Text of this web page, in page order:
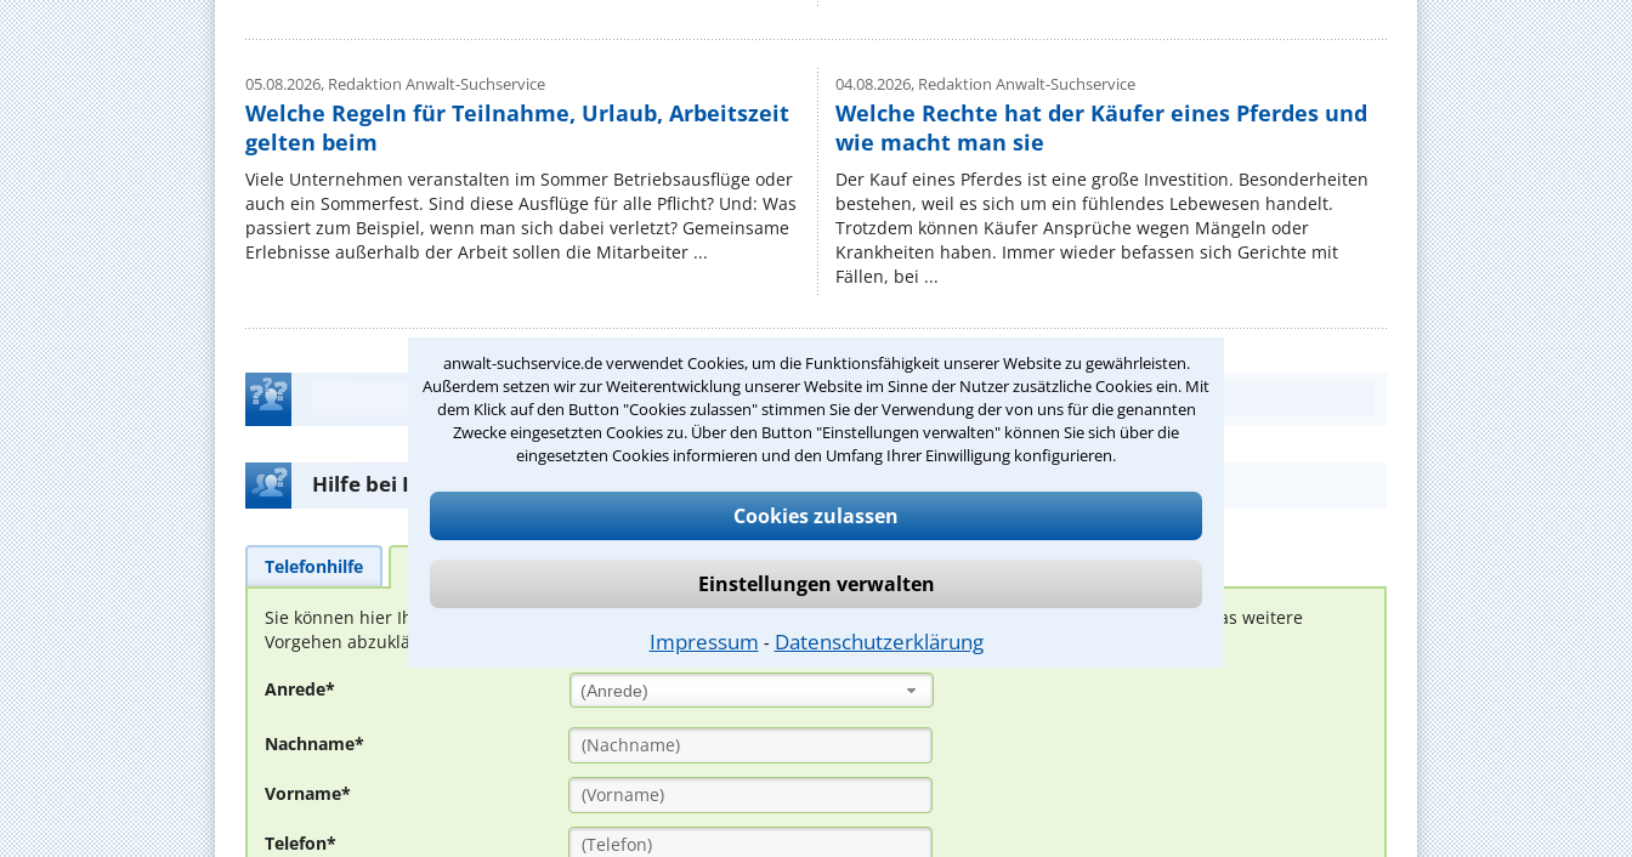
anwalt-suchservice.de verwendet Cookies, um die Funktionsfähigkeit unserer Website zu gewährleisten.
Außerdem setzen wir zur Weiterentwicklung unserer Website im Sinne der Nutzer zusätzliche Cookies ein. Mit
dem Klick auf den Button "Cookies zulassen" stimmen Sie der Verwendung der von uns für die genannten
Zwecke eingesetzten Cookies zu. Über den Button "Einstellungen verwalten" können Sie sich über die
eingesetzten Cookies informieren und den Umfang Ihrer Einwilligung konfigurieren.
Cookies zulassen
Einstellungen verwalten
Impressum ⁃ Datenschutzerklärung
05.08.2026, Redaktion Anwalt-Suchservice
Welche Regeln für Teilnahme, Urlaub, Arbeitszeit
gelten beim
Viele Unternehmen veranstalten im Sommer Betriebsausflüge oder
auch ein Sommerfest. Sind diese Ausflüge für alle Pflicht? Und: Was
passiert zum Beispiel, wenn man sich dabei verletzt? Gemeinsame
Erlebnisse außerhalb der Arbeit sollen die Mitarbeiter ...
04.08.2026,Redaktion Anwalt-Suchservice
Welche Rechte hat der Käufer eines Pferdes und
wie macht man sie
Der Kauf eines Pferdes ist eine große Investition. Besonderheiten
bestehen, weil es sich um ein fühlendes Lebewesen handelt.
Trotzdem können Käufer Ansprüche wegen Mängeln oder
Krankheiten haben. Immer wieder befassen sich Gerichte mit
Fällen, bei ...
Teste Dein Rechtswissen
Hilfe bei Ihrer Anwaltsuche?
Telefonhilfe Beratungsanfrage
Sie können hier Ihren Fall schildern. Anschließend werden sich spezialisierte Rechtsanwälte bei Ihnen melden, um das weitere
Vorgehen abzuklären. Die Rückmeldung durch einen Anwalt ist für Sie kostenlos.
Anrede* (Anrede)
Nachname*
Vorname*
Telefon*